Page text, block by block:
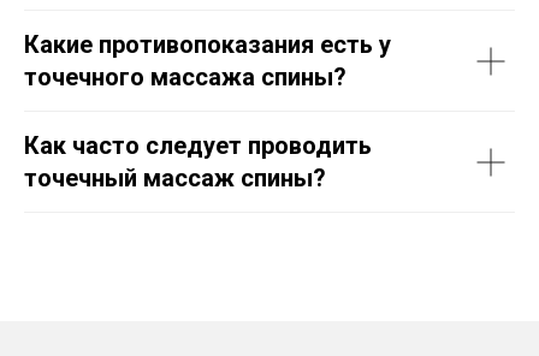
Какие противопоказания есть у
точечного массажа спины?
Как часто следует проводить
точечный массаж спины?